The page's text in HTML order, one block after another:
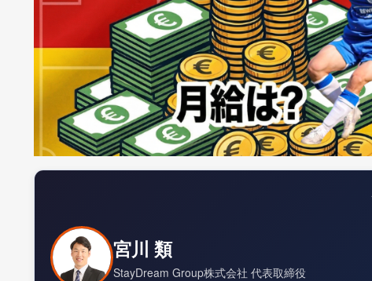
宮川 類
StayDream Group株式会社 代表取締役